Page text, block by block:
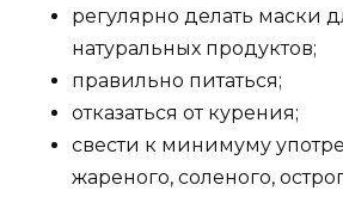
регулярно делать маски
натуральных продуктов;
правильно питаться;
отказаться от курения;
свести к минимуму
жареного, соленого,